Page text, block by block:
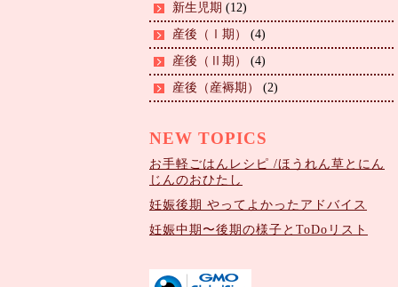
新生児期 (12)
産後（Ⅰ期）
(4)
産後（Ⅱ期）
(4)
産後（産褥期）
(2)
NEW TOPICS
お手軽ごはんレシピ /ほうれん草とにん
じんのおひたし
妊娠後期 やってよかったアドバイス
妊娠中期〜後期の様子とToDoリスト